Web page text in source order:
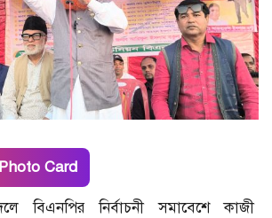
Card
বিএনপির নির্বাচনী সমাবেশে কাজী